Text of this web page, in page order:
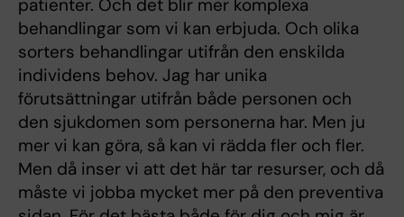
patienter. Och det blir mer komplexa
behandlingar som vi kan erbjuda. Och olika
sorters behandlingar utifrån den enskilda
individens behov. Jag har unika
förutsättningar utifrån både personen och
den sjukdomen som personerna har. Men ju
mer vi kan göra, så kan vi rädda fler och fler.
Men då inser vi att det här tar resurser, och då
måste vi jobba mycket mer på den preventiva